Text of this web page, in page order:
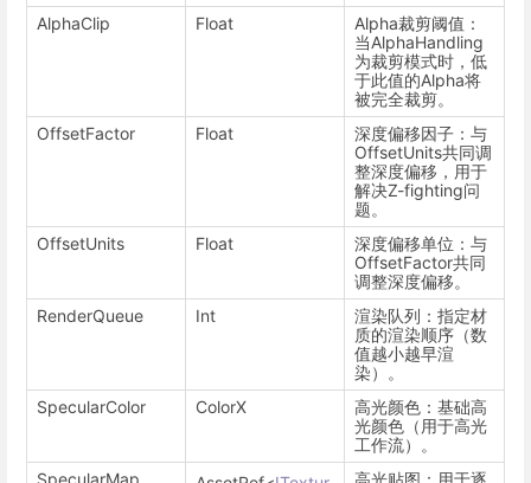
AlphaClip
Float
Alpha裁剪阈值：
当AlphaHandling
为裁剪模式时，低
于此值的Alpha将
被完全裁剪。
OffsetFactor
Float
深度偏移因子：与
OffsetUnits共同调
整深度偏移，用于
解决Z-fighting问
题。
OffsetUnits
Float
深度偏移单位：与
OffsetFactor共同
调整深度偏移。
RenderQueue
Int
渲染队列：指定材
质的渲染顺序（数
值越小越早渲
染）。
SpecularColor
ColorX
高光颜色：基础高
光颜色（用于高光
工作流）。
SpecularMap
高光贴图：用于逐